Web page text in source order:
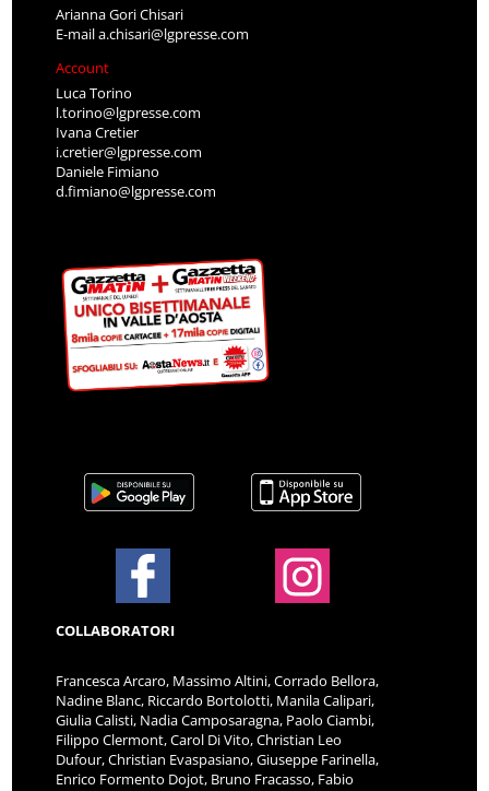
Arianna Gori Chisari
E-maila.chisari@lgpresse.com
Account
Luca Torino
l.torino@lgpresse.com
Ivana Cretier
i.cretier@lgpresse.com
Daniele Fimiano
d.fimiano@lgpresse.com
COLLABORATORI
Francesca Arcaro, Massimo Altini, Corrado Bellora,
Nadine Blanc, Riccardo Bortolotti, Manila Calipari,
Giulia Calisti, Nadia Camposaragna, Paolo Ciambi,
Filippo Clermont, Carol Di Vito, Christian Leo
Dufour, Christian Evaspasiano, Giuseppe Farinella,
Enrico Formento Dojot, Bruno Fracasso, Fabio